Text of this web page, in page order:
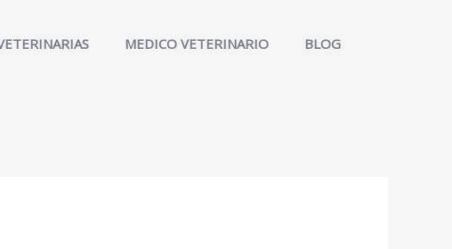
MEDICO VETERINARIO BLOG